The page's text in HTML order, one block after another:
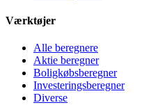
Værktøjer
Alle beregnere
Aktie beregner
Boligkøbsberegner
Investeringsberegner
Diverse